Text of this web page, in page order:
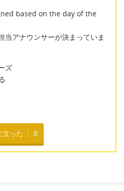
based on the day of the
当アナウンサーが決まっていま
ズ
立った 0